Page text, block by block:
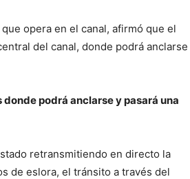
opera en el canal, afirmó que el
del canal, donde podrá anclarse
podrá anclarse y pasará una
retransmitiendo en directo la
de eslora, el tránsito a través del